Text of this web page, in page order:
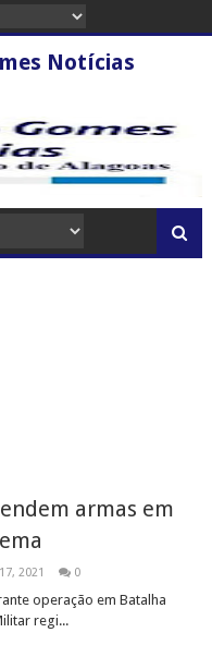
Notícias
armas em
2021 0
operação em Batalha
regi...